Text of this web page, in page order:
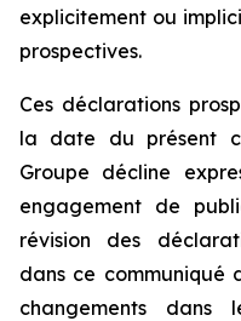
explicitement ou
prospectives.
Ces déclarations
la date du présent
Groupe décline
engagement de
révision des
dans ce communiqué
changements dans